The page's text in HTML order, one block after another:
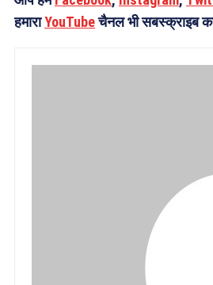
हमाराYouTubeचैनल भी सबस्क्राइब